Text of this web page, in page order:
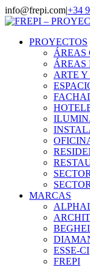
Saltar
al
info@frepi.com|+34
Instagram
Facebook
LinkedIn
YouTube
PROYECTOS
ÁREAS
ÁREAS
ARTE
MARCAS
ESSE-CI
FREPI